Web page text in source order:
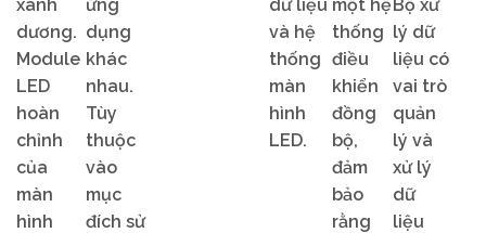
xanh
dương.
Module
LED
hoàn
chỉnh
của
màn
hình
ứng
dụng
khác
nhau.
Tùy
thuộc
vào
mục
đích sử
dữ liệu
và hệ
thống
màn
hình
LED.
một hệ
thống
điều
khiển
đồng
bộ,
đảm
bảo
rằng
Bộ xử
lý dữ
liệu có
vai trò
quản
lý và
xử lý
dữ
liệu